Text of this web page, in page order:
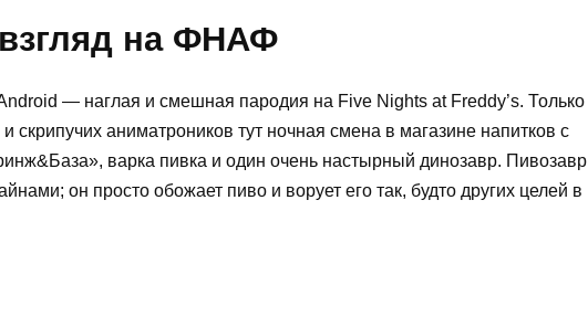
на ФНАФ
— наглая и смешная пародия на Five Nights at Freddy’s. Только
скрипучих аниматроников тут ночная смена в магазине напитков с
варка пивка и один очень настырный динозавр. Пивозавр
он просто обожает пиво и ворует его так, будто других целей в